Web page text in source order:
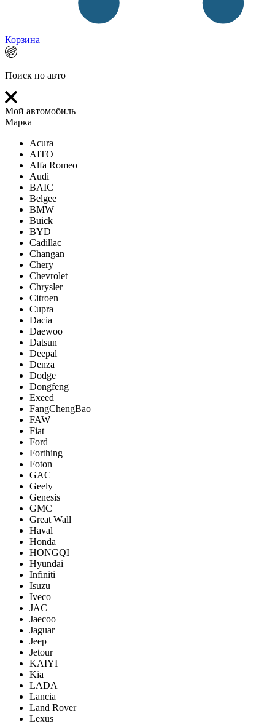
Корзина
Поиск по авто
Мой автомобиль
Марка
Acura
AITO
Alfa Romeo
Audi
BAIC
Belgee
BMW
Buick
BYD
Cadillac
Changan
Chery
Chevrolet
Chrysler
Citroen
Cupra
Dacia
Daewoo
Datsun
Deepal
Denza
Dodge
Dongfeng
Exeed
FangChengBao
FAW
Fiat
Ford
Forthing
Foton
GAC
Geely
Genesis
GMC
Great Wall
Haval
Honda
HONGQI
Hyundai
Infiniti
Isuzu
Iveco
JAC
Jaecoo
Jaguar
Jeep
Jetour
KAIYI
Kia
LADA
Lancia
Land Rover
Lexus